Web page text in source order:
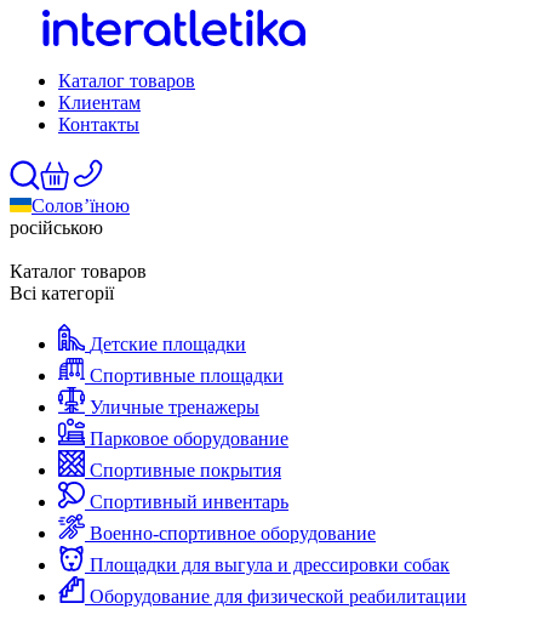
Каталог товаров
Клиентам
Контакты
Солов’їною
російською
Каталог товаров
Всі категорії
Детские площадки
Спортивные площадки
Уличные тренажеры
Парковое оборудование
Спортивные покрытия
Спортивный инвентарь
Военно-спортивное оборудование
Площадки для выгула и дрессировки собак
Оборудование для физической реабилитации